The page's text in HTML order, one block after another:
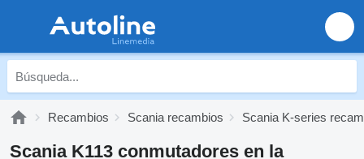
Recambios Scania recambios Scania K-series
Scania K113 conmutadores en la